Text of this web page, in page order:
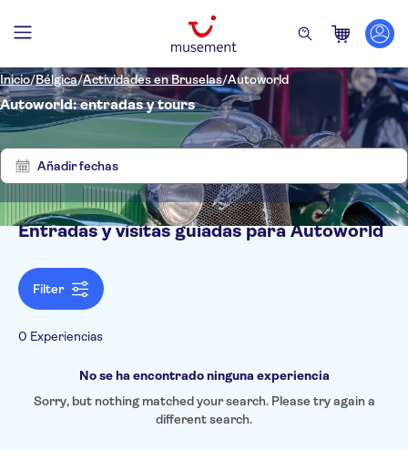
Inicio/Bélgica/Actividades en Bruselas/Autoworld
Autoworld: entradas y tours
Añadir fechas
Filtros
hay
resultados
Entradas y visitas guiadas para Autoworld
Filter
0 Experiencias
No se ha encontrado ninguna experiencia
Sorry, but nothing matched your search. Please try again a
different search.